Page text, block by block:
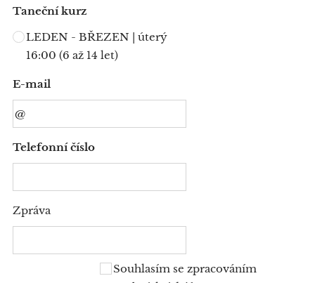
Taneční kurz
LEDEN - BŘEZEN | úterý
16:00 (6 až 14 let)
E-mail
Telefonní číslo
Zpráva
Souhlasím se zpracováním